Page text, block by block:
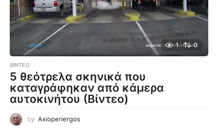
1 0
ΒΊΝΤΕΟ
5 θεότρελα σκηνικά που
καταγράφηκαν από κάμερα
αυτοκινήτου (Βίντεο)
by Axioperiergos